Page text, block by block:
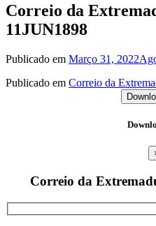
Correio da
11JUN1898
Publicado em Março 31, 2022
Publicado em Correio da
Correio da